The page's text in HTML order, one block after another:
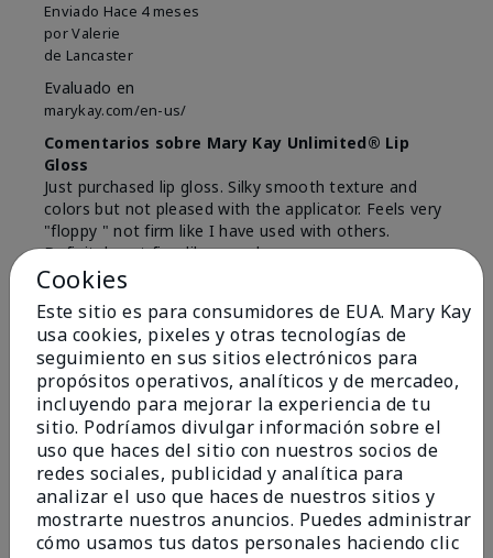
Enviado Hace 4 meses
porValerie
de Lancaster
Evaluado en
marykay.com/en-us/
Comentarios sobre Mary Kay Unlimited® Lip
Gloss
Just purchased lip gloss. Silky smooth texture and
colors but not pleased with the applicator. Feels very
"floppy " not firm like I have used with others.
Definitely not firm like samples were.
Mostrar Traducción
ConclusiónSí, recomendaría a un amigo
¿Le ha resultado útil esta
opinión?
8 1
Marcar esta opinión
Cookies
Este sitio es para consumidores de EUA. Mary Kay
usa cookies, pixeles y otras tecnologías de
seguimiento en sus sitios electrónicos para
propósitos operativos, analíticos y de mercadeo,
incluyendo para mejorar la experiencia de tu
sitio. Podríamos divulgar información sobre el
uso que haces del sitio con nuestros socios de
redes sociales, publicidad y analítica para
analizar el uso que haces de nuestros sitios y
mostrarte nuestros anuncios. Puedes administrar
cómo usamos tus datos personales haciendo clic